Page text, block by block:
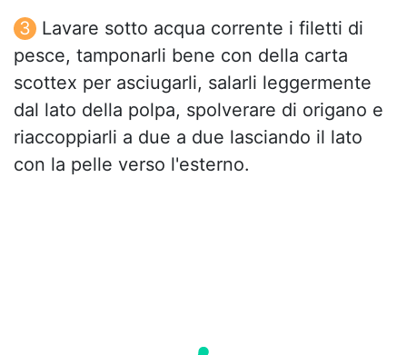
Lavare sotto acqua corrente i filetti di
pesce, tamponarli bene con della carta
scottex per asciugarli, salarli leggermente
dal lato della polpa, spolverare di origano e
riaccoppiarli a due a due lasciando il lato
con la pelle verso l'esterno.